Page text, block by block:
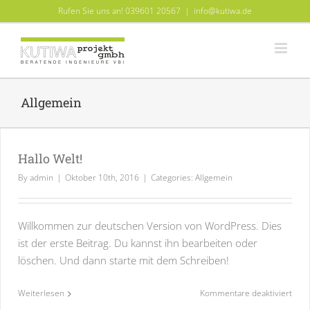
to
content
Rufen Sie uns an! 039601 20567 | info@kutiwa.de
Allgemein
Hallo Welt!
Byadmin | Oktober 10th, 2016 | Categories: Allgemein
Willkommen zur deutschen Version von WordPress. Dies
ist der erste Beitrag. Du kannst ihn bearbeiten oder
löschen. Und dann starte mit dem Schreiben!
Weiterlesen Kommentare deaktiviertfür